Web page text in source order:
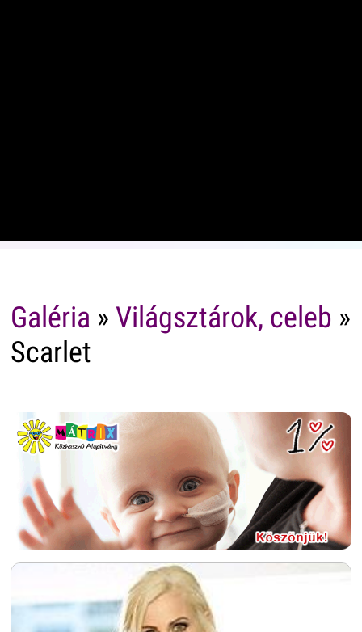
Galéria » Világsztárok, celeb »
Scarlet